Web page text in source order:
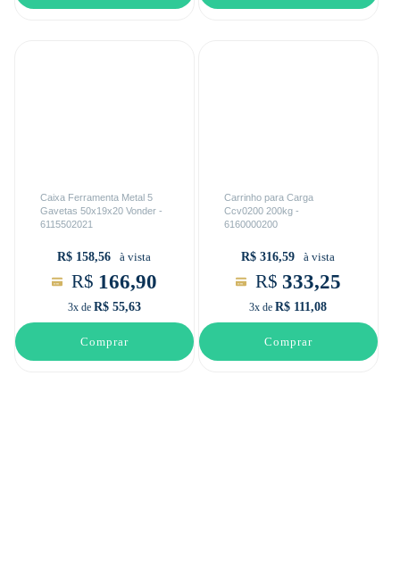
Caixa Ferramenta Metal 5
Gavetas 50x19x20 Vonder -
6115502021
R$ 158,56 à vista
R$ 166,90
3x de R$ 55,63
Comprar
Carrinho para Carga
Ccv0200 200kg -
6160000200
R$ 316,59 à vista
R$ 333,25
3x de R$ 111,08
Comprar